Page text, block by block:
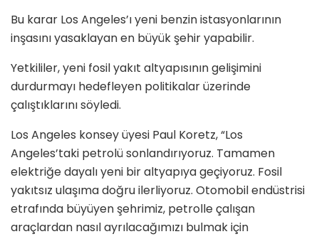
Bu karar Los Angeles’ı yeni benzin istasyonlarının
inşasını yasaklayan en büyük şehir yapabilir.
Yetkililer, yeni fosil yakıt altyapısının gelişimini
durdurmayı hedefleyen politikalar üzerinde
çalıştıklarını söyledi.
Los Angeles konsey üyesi Paul Koretz, “Los
Angeles’taki petrolü sonlandırıyoruz. Tamamen
elektriğe dayalı yeni bir altyapıya geçiyoruz. Fosil
yakıtsız ulaşıma doğru ilerliyoruz. Otomobil endüstrisi
etrafında büyüyen şehrimiz, petrolle çalışan
araçlardan nasıl ayrılacağımızı bulmak için